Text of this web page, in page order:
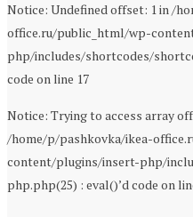
Notice: Undefined offset: 1 in /
office.ru/public_html/wp-
php/includes/shortcodes/
code on line 17
Notice: Trying to access array
/home/p/pashkovka/ikea-
content/plugins/insert-php/
php.php(25) : eval()’d code on